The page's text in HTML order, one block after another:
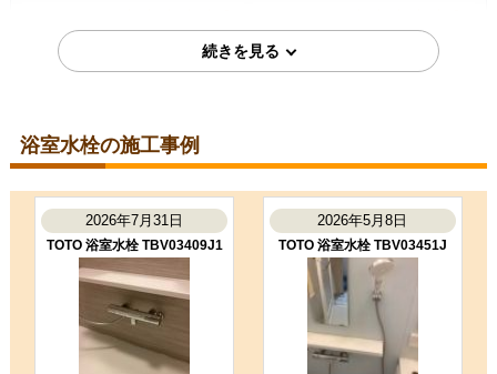
購入の決め手
2025年8月13日
東京都世田谷区
浴室水栓工事のお客様
BF-KA147TSL
コメント
職人さんがテキパキと作業してくだ
さり、あっという間に新しいシャワ
ー水栓になりました。デザインもス
タイリッシュで気に入って…
（ご本人様より）
浴室水栓の施工事例
2026年7月31日
TOTO 浴室水栓 TBV03409J1
2026年5月8日
TOTO 浴室水栓 TBV03451J